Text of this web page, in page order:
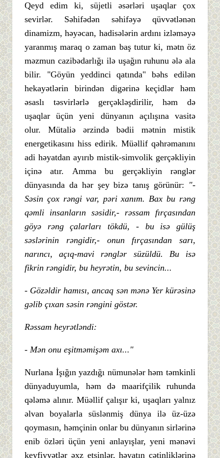
Qeyd edim ki, süjetli əsərləri uşaqlar çox
sevirlər. Səhifədən səhifəyə qüvvətlənən
dinamizm, həyəcan, hadisələrin ardını izləməyə
yaranmış maraq o zaman baş tutur ki, mətn öz
məzmun cazibədarlığı ilə uşağın ruhunu ələ ala
bilir. "Göyün yeddinci qatında" bəhs edilən
hekayətlərin birindən digərinə keçidlər həm
əsaslı təsvirlərlə gerçəkləşdirilir, həm də
uşaqlar üçün yeni dünyanın açılışına vasitə
olur. Mütaliə ərzində bədii mətnin mistik
energetikasını hiss edirik. Müəllif qəhrəmanını
adi həyatdan ayırıb mistik-simvolik gerçəkliyin
içinə atır. Amma bu gerçəkliyin rənglər
dünyasında da hər şey bizə tanış görünür: "-
Səsin çox rəngi var, pəri xanım. Bax bu rəng
qəmli insanların səsidir,- rəssam fırçasından
göyə rəng çalarları tökdü, - bu isə gülüş
səslərinin rəngidir,- onun fırçasından sarı,
narıncı, açıq-mavi rənglər süzüldü. Bu isə
fikrin rəngidir, bu heyrətin, bu sevincin...
- Gözəldir hamısı, ancaq sən mənə Yer kürəsinə
gəlib çıxan səsin rəngini göstər.
Rəssam heyrətləndi:
- Mən onu eşitməmişəm axı..."
Nurlana İşığın yazdığı nümunələr həm təmkinli
dünyaduyumla, həm də maarifçilik ruhunda
qələmə alınır. Müəllif çalışır ki, uşaqları yalnız
əlvan boyalarla süslənmiş dünya ilə üz-üzə
qoymasın, həmçinin onlar bu dünyanın sirlərinə
enib özləri üçün yeni anlayışlar, yeni mənəvi
keyfiyyətlər əxz etsinlər, həyatın çətinliklərinə